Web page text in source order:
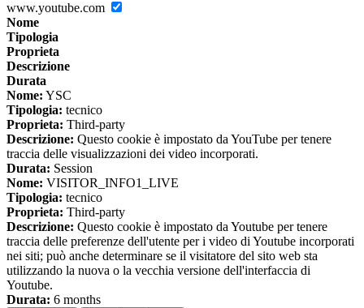
www.youtube.com
Nome
Tipologia
Proprieta
Descrizione
Durata
Nome: YSC
Tipologia: tecnico
Proprieta: Third-party
Descrizione: Questo cookie è impostato da YouTube per tenere
traccia delle visualizzazioni dei video incorporati.
Durata: Session
Nome: VISITOR_INFO1_LIVE
Tipologia: tecnico
Proprieta: Third-party
Descrizione: Questo cookie è impostato da Youtube per tenere
traccia delle preferenze dell'utente per i video di Youtube incorporati
nei siti; può anche determinare se il visitatore del sito web sta
utilizzando la nuova o la vecchia versione dell'interfaccia di
Youtube.
Durata: 6 months